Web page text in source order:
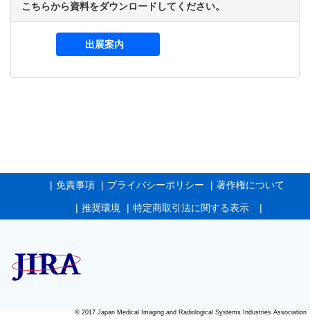
こちらから資料をダウンロードしてください。
出展案内
免責事項 プライバシーポリシー 著作権について
推奨環境 特定商取引法に関する表示
© 2017 Japan Medical Imaging and Radiological Systems Industries Association